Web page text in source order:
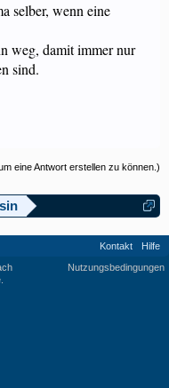
selber, wenn eine
weg, damit immer nur
sind.
eine Antwort erstellen zu können.)
Kontakt
Hilfe
Nutzungsbedingungen